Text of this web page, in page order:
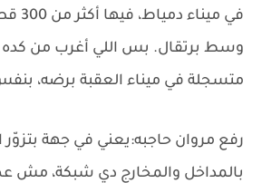
في
وسط برتقال. بس اللي أغرب من
متسجلة في ميناء العقبة برضه،
رفع مروان حاجبه:يعني في جهة
بالمداخل والمخارج دي شبكة، مش